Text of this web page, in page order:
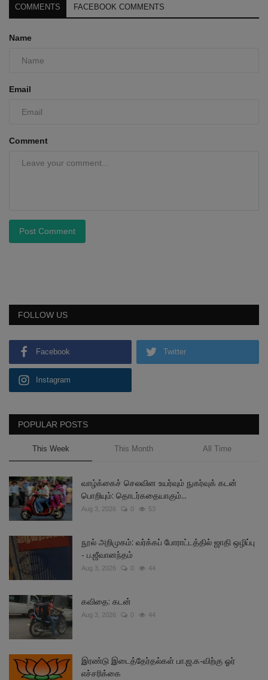
COMMENTS FACEBOOK COMMENTS
Name
Email
Comment
Post Comment
FOLLOW US
Facebook Twitter
Instagram
POPULAR POSTS
This Week This Month All Time
வாழ்க்கைச் செலவின உயர்வும் நுகர்வுக் கடன்
பொறியும்: தொடர்கதையாகும்...
Aug 3, 2026 0 53
நூல் அறிமுகம்: வர்க்கப் போராட்டத்தில் ஜாதி ஒழிப்பு
- ப.ஜீவானந்தம்
Aug 3, 2026 0 44
கவிதை: கடன்
Aug 3, 2026 0 44
இரண்டு இடைத்தேர்தல்கள் பா.ஜ.க-விற்கு ஓர்
எச்சரிக்கை